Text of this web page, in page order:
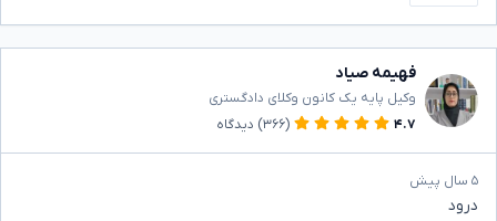
فهیمه صیاد
وکیل پایه یک کانون وکلای دادگستری
۴.۷
(۳۶۶) دیدگاه
۵ سال پیش
درود